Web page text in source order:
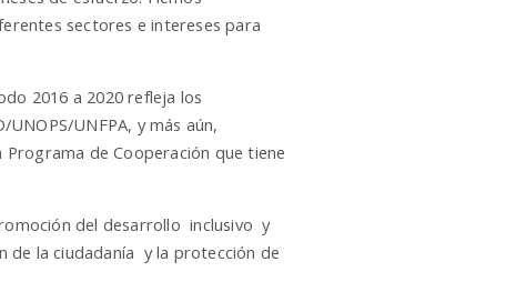
sectores e intereses para
2016 a 2020 refleja los
UNFPA, y más aún,
de Cooperación que tiene
del desarrollo inclusivo y
la ciudadanía y la protección de